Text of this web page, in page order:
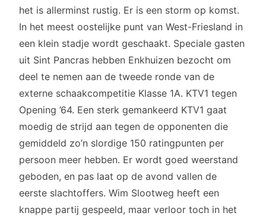
het is allerminst rustig. Er is een storm op komst.
In het meest oostelijke punt van West-Friesland in
een klein stadje wordt geschaakt. Speciale gasten
uit Sint Pancras hebben Enkhuizen bezocht om
deel te nemen aan de tweede ronde van de
externe schaakcompetitie Klasse 1A. KTV1 tegen
Opening ’64. Een sterk gemankeerd KTV1 gaat
moedig de strijd aan tegen de opponenten die
gemiddeld zo’n slordige 150 ratingpunten per
persoon meer hebben. Er wordt goed weerstand
geboden, en pas laat op de avond vallen de
eerste slachtoffers. Wim Slootweg heeft een
knappe partij gespeeld, maar verloor toch in het